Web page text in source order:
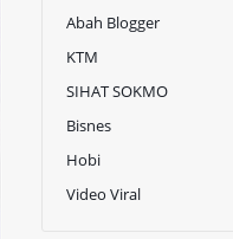
Abah Blogger
KTM
SIHAT SOKMO
Bisnes
Hobi
Video Viral